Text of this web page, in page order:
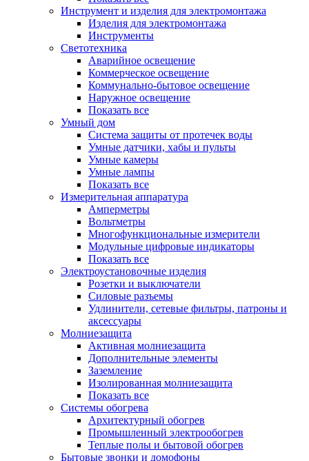
Инструмент и изделия для электромонтажа
Изделия для электромонтажа
Инструменты
Светотехника
Аварийное освещение
Коммерческое освещение
Коммунально-бытовое освещение
Наружное освещение
Показать все
Умный дом
Система защиты от протечек воды
Умные датчики, хабы и пульты
Умные камеры
Умные лампы
Показать все
Измерительная аппаратура
Амперметры
Вольтметры
Многофункциональные измерители
Модульные цифровые индикаторы
Показать все
Электроустановочные изделия
Розетки и выключатели
Силовые разъемы
Удлинители, сетевые фильтры, патроны и
аксессуары
Молниезащита
Активная молниезащита
Дополнительные элементы
Заземление
Изолированная молниезащита
Показать все
Системы обогрева
Архитектурный обогрев
Промышленный электрообогрев
Теплые полы и бытовой обогрев
Бытовые звонки и домофоны